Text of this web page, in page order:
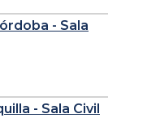
- Sala
- Sala Civil